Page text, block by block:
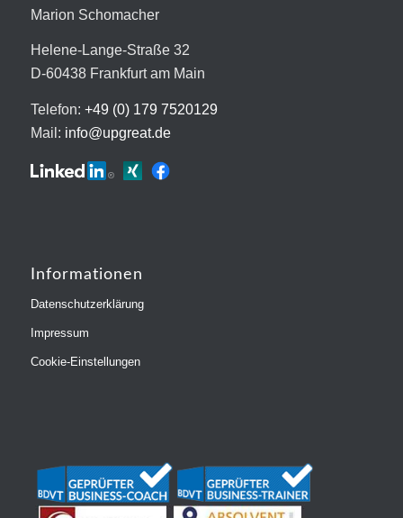
Marion Schomacher
Helene-Lange-Straße 32
D-60438 Frankfurt am Main
Telefon: +49 (0) 179 7520129
Mail: info@upgreat.de
Informationen
Datenschutzerklärung
Impressum
Cookie-Einstellungen